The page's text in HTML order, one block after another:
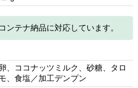
ンテナ納品に対応しています。
、ココナッツミルク、砂糖、タロ
、食塩／加工デンプン